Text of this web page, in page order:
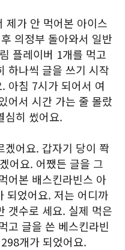
제가 안 먹어본 아이스
의정부 돌아와서 일반
플레이버 1개를 먹고
하나씩 글을 쓰기 시작
아침 7시가 되어서 여
어서 시간 가는 줄 몰랐
심히 썼어요.
겠어요. 갑자기 당이 쫙
어요. 어쨌든 글을 그
어본 배스킨라빈스 아
되었어요. 저는 어디까
갯수로 세요. 실제 먹은
고 글을 쓴 베스킨라빈
개가 되었어요.